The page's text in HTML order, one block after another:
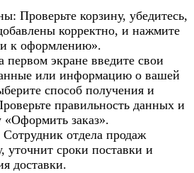
Проверьте корзину, убедитесь,
корректно, и нажмите
к оформлению».
экране введите свои
или информацию о вашей
способ получения и
правильность данных и
заказ».
отдела продаж
уточнит сроки поставки и
доставки.